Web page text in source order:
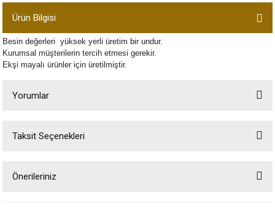
Ürün Bilgisi
Besin değerleri yüksek yerli üretim bir undur.
Kurumsal müşterilerin tercih etmesi gerekir.
Ekşi mayalı ürünler için üretilmiştir.
Yorumlar
Taksit Seçenekleri
Önerileriniz